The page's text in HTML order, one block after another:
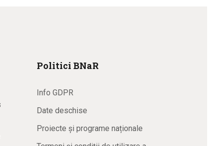
Politici BNaR
Info GDPR
Date deschise
Proiecte și programe naționale